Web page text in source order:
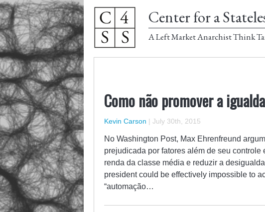
Center for a
A Left Market Anarchist Think
Como não promover a
Kevin Carson | July 30th, 2015
No Washington Post, Max Ehrenfreund
prejudicada por fatores além de seu
renda da classe média e reduzir a
president could be effectively impossible to
“automação…